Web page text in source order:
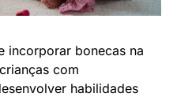
incorporar bonecas na
com
habilidades